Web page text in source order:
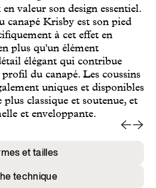
valeur son design essentiel.
canapé Krisby est son pied
à cet effet en
plus qu'un élément
élégant qui contribue
du canapé. Les coussins
uniques et disponibles
plus classique et soutenue, et
et enveloppante.
et tailles
technique